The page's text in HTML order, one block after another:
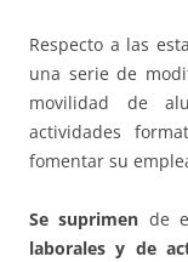
Respecto a las
una serie de
movilidad de
actividades
fomentar su
Se suprimen de
laborales y de